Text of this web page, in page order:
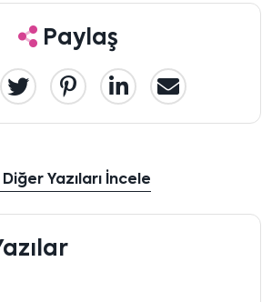
Paylaş
Yazıları İncele